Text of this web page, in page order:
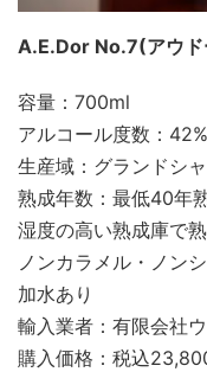
A.E.Dor No.7(アウ
容量：700ml
アルコール度数：42%
生産域：グランドシ
熟成年数：最低40年
湿度の高い熟成庫で
ノンカラメル・ノン
加水あり
輸入業者：有限会社
購入価格：税込